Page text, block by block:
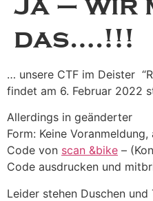
das….!!!
… unsere CTF im Deister
findet am 6. Februar 2022
Allerdings in geänderter
Form: Keine
Code von scan &bike –
Code ausdrucken und
Leider stehen Duschen